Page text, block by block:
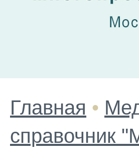
Главная •
справочник